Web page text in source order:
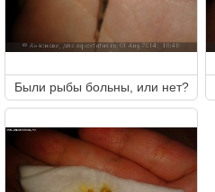
Были рыбы больны, или нет?